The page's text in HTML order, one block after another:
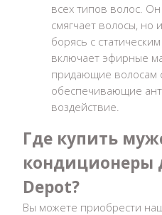
всех типов волос.
смягчает волосы, но
борясь с
включает эфирные
придающие волосам
обеспечивающие
воздействие.
Где купить
кондиционеры
Depot?
Вы можете приобрести